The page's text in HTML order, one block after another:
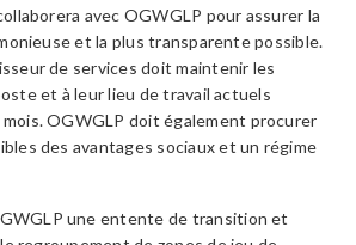
avec OGWGLP pour assurer la
et la plus transparente possible.
de services doit maintenir les
et à leur lieu de travail actuels
OGWGLP doit également procurer
des avantages sociaux et un régime
une entente de transition et